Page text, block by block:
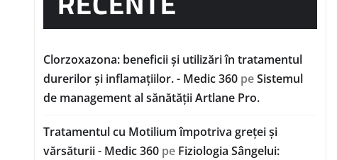
Clorzoxazona: beneficii și utilizări în tratamentul
durerilor și inflamațiilor. - Medic 360 peSistemul
de management al sănătății Artlane Pro.
Tratamentul cu Motilium împotriva greței și
vărsăturii - Medic 360 pe Fiziologia Sângelui: